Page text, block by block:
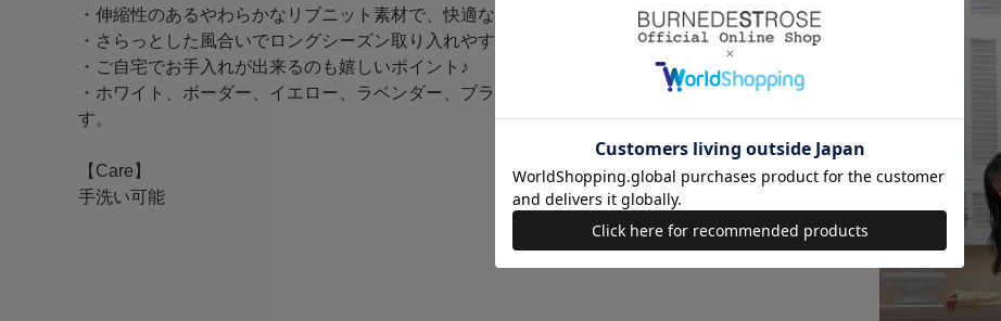
・伸縮性のあるやわらかなリブニット素材で、快適な着心地。
・さらっとした風合いでロングシーズン取り入れやすいのも魅力です。
・ご自宅でお手入れが出来るのも嬉しいポイント♪
・ホワイト、ボーダー、イエロー、ラベンダー、ブラックの5色展開となりま
す。
【Care】
手洗い可能